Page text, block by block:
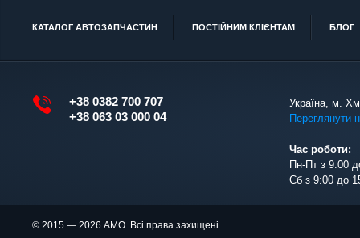
КАТАЛОГ АВТОЗАПЧАСТИН ПОСТІЙНИМ КЛІЄНТАМ БЛОГ
+38 0382 700 707
+38 063 03 000 04
Україна, м.
Переглянути
Час роботи:
Пн-Пт з 9:00
Сб з 9:00 до
© 2015 — 2026 АМО. Всі права захищені